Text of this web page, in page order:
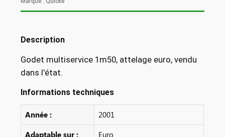
Description
Godet multiservice 1m50, attelage euro, vendu
dans l'état.
Informations techniques
Année :
2001
Adaptable sur :
Euro